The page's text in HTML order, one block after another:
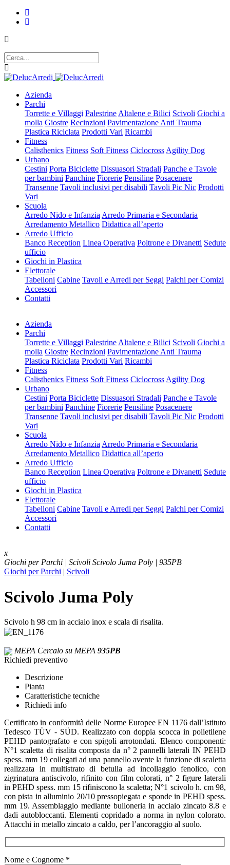
Azienda
Parchi
Torrette e Villaggi Palestrine Altalene e Bilici Scivoli Giochi a
molla Giostre Recinzioni Pavimentazione Anti Trauma
Plastica Riciclata Prodotti Vari Ricambi
Fitness
Calisthenics Fitness Soft Fitness Ciclocross Agility Dog
Urbano
Cestini Porta Biciclette Dissuasori Stradali Panche e Tavole
per bambini Panchine Fiorerie Pensiline Posacenere
Transenne Tavoli inclusivi per disabili Tavoli Pic Nic Prodotti
Vari
Scuola
Arredo Nido e Infanzia Arredo Primaria e Secondaria
Arredamento Metallico Didattica all’aperto
Arredo Ufficio
Banco Reception Linea Operativa Poltrone e Divanetti Sedute
ufficio
Giochi in Plastica
Elettorale
Tabelloni Cabine Tavoli e Arredi per Seggi Palchi per Comizi
Accessori
Contatti
Azienda
Parchi
Torrette e Villaggi Palestrine Altalene e Bilici Scivoli Giochi a
molla Giostre Recinzioni Pavimentazione Anti Trauma
Plastica Riciclata Prodotti Vari Ricambi
Fitness
Calisthenics Fitness Soft Fitness Ciclocross Agility Dog
Urbano
Cestini Porta Biciclette Dissuasori Stradali Panche e Tavole
per bambini Panchine Fiorerie Pensiline Posacenere
Transenne Tavoli inclusivi per disabili Tavoli Pic Nic Prodotti
Vari
Scuola
Arredo Nido e Infanzia Arredo Primaria e Secondaria
Arredamento Metallico Didattica all’aperto
Arredo Ufficio
Banco Reception Linea Operativa Poltrone e Divanetti Sedute
ufficio
Giochi in Plastica
Elettorale
Tabelloni Cabine Tavoli e Arredi per Seggi Palchi per Comizi
Accessori
Contatti
x
Giochi per Parchi | Scivoli Scivolo Juma Poly | 935PB
Giochi per Parchi | Scivoli
Scivolo Juma Poly
Scivolo h 98 cm in acciaio inox e scala di risalita.
MEPA Cercalo su MEPA 935PB
Richiedi preventivo
Descrizione
Pianta
Caratteristiche tecniche
Richiedi info
Certificato in conformità delle Norme Europee EN 1176 dall’Istituto
Tedesco TÜV - SÜD. Realizzato con doppia scocca in polietilene
PEHD pantografato e con spigoli arrotondati. Elenco componenti:
N°1 scaletta di risalita composta da n° 2 pannelli laterali IN PEHD
spess. mm 19 collegati ad una pannello avente la funzione di scaletta
realizzata in multistrato di betulla ad incollaggio fenolico, con
zigrinatura antiscivolo, rifinito con film colorati, n° 2 figure laterali
in PEHD spess. mm 15 rifiniscono la scaletta; N°1 scivolo h. cm 98,
con pista in alluminio 20/10 pressopiegata e sponde in PEHD spess.
mm 19. Assemblaggio mediante bulloneria in acciaio zincato 8.8 e
dadi autobloccanti. Elementi copridado a norma in nylon colorato.
Attacchi in metallo zincato a caldo, per l’ancoraggio al suolo.
Nome e Cognome *